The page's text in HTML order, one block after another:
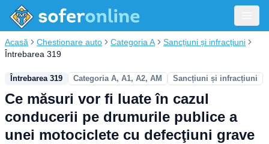
Acasă Chestionare auto Categoria A
Sancțiuni și infracțiuni
Întrebarea 319
Întrebarea 319 Categoria A, A1, A2, AM Sancțiuni și infracțiuni
Ce măsuri vor fi luate în cazul
conducerii pe drumurile publice a
unei motociclete cu defecţiuni grave